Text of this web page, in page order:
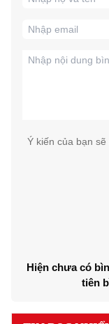
Ý kiến của bạn
Hiện chưa có
tiên